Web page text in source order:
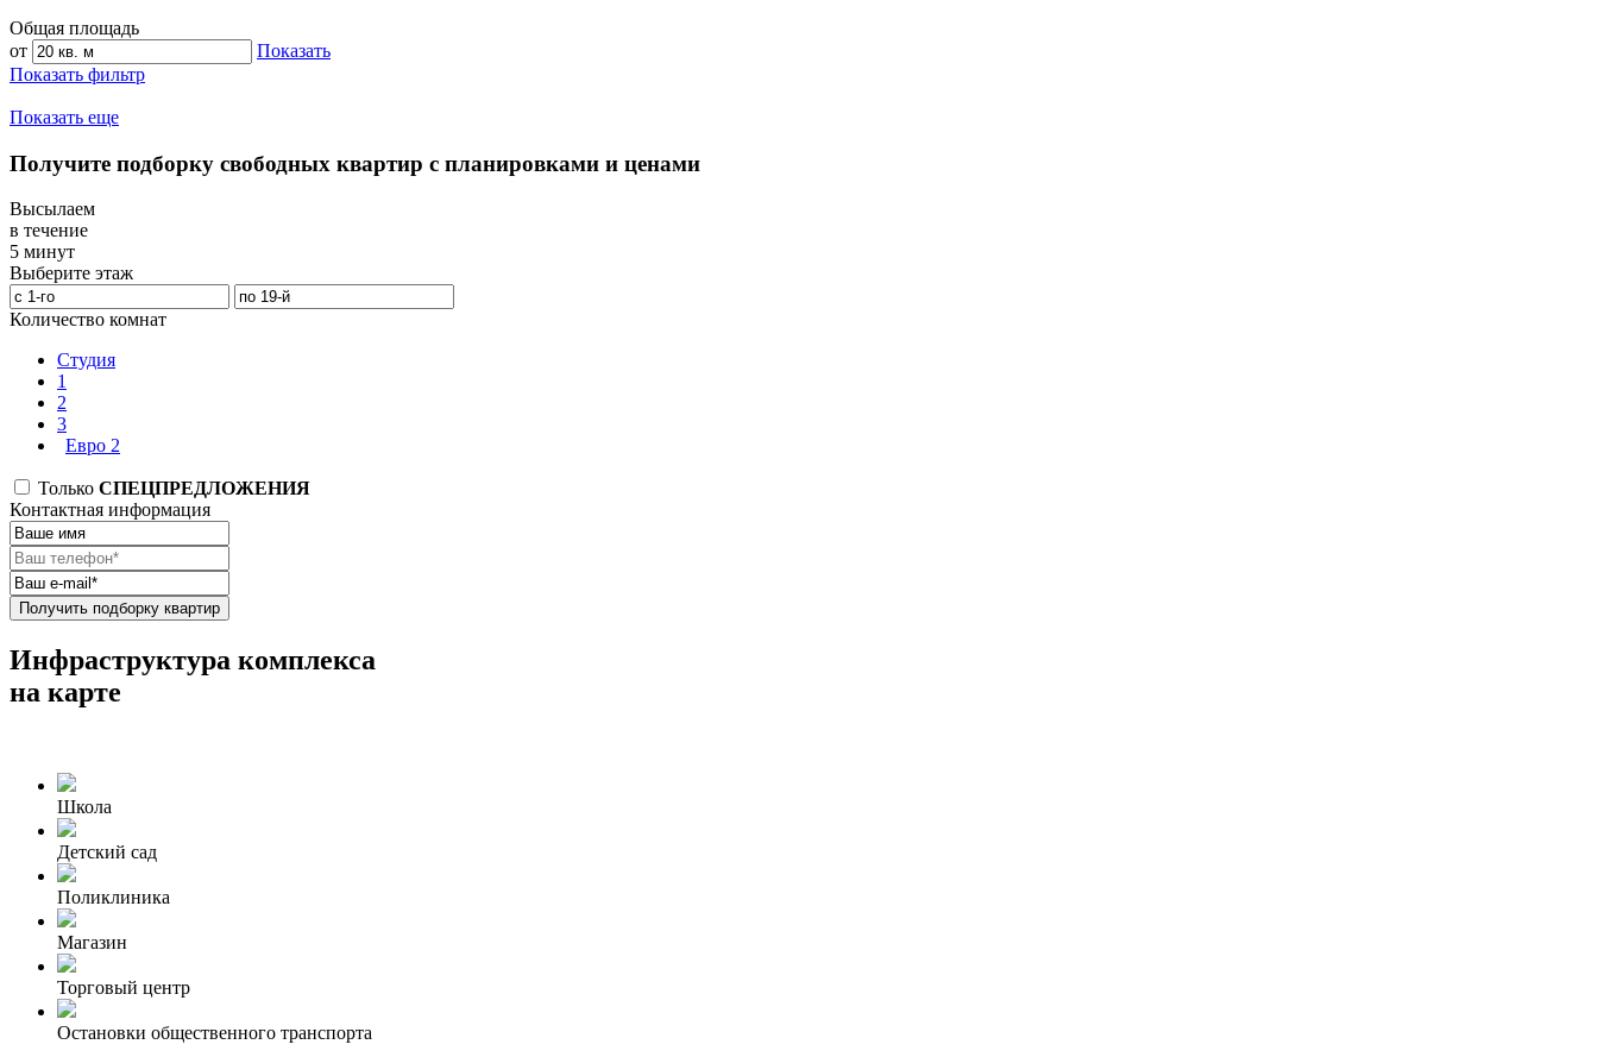
Общая площадь
от
Показать
Показать фильтр
Показать еще
Получите подборку свободных квартир с планировками и ценами
Высылаем
в течение
5 минут
Выберите этаж
Количество комнат
Студия
1
2
3
Евро 2
Только СПЕЦПРЕДЛОЖЕНИЯ
Контактная информация
Получить подборку квартир
Инфраструктура комплекса
на карте
Школа
Детский сад
Поликлиника
Магазин
Торговый центр
Остановки общественного транспорта